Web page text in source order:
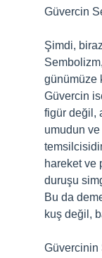
Güvercin
Şimdi,
günümüze
Güvercin
figür değil,
umudun
hareket ve
duruşu
Bu da
kuş değil,
Güvercinin